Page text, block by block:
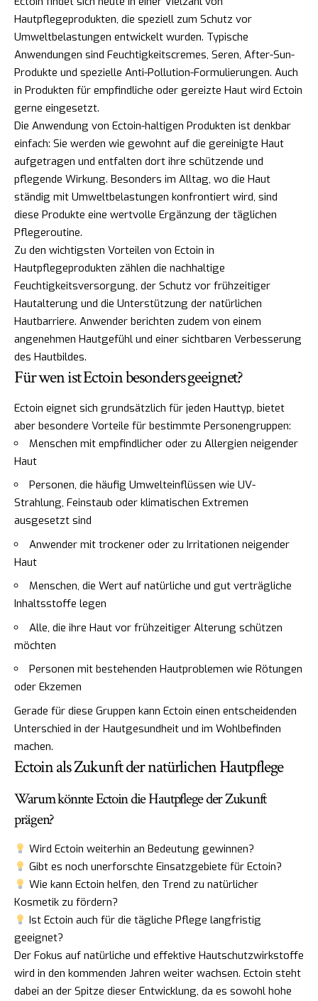
Hautpflegeprodukten, die speziell zum Schutz vor
Umweltbelastungen entwickelt wurden. Typische
Anwendungen sind Feuchtigkeitscremes, Seren, After-Sun-
Produkte und spezielle Anti-Pollution-Formulierungen. Auch
in Produkten für empfindliche oder gereizte Haut wird Ectoin
gerne eingesetzt.
Die Anwendung von Ectoin-haltigen Produkten ist denkbar
einfach: Sie werden wie gewohnt auf die gereinigte Haut
aufgetragen und entfalten dort ihre schützende und
pflegende Wirkung. Besonders im Alltag, wo die Haut
ständig mit Umweltbelastungen konfrontiert wird, sind
diese Produkte eine wertvolle Ergänzung der täglichen
Pflegeroutine.
Zu den wichtigsten Vorteilen von Ectoin in
Hautpflegeprodukten zählen die nachhaltige
Feuchtigkeitsversorgung, der Schutz vor frühzeitiger
Hautalterung und die Unterstützung der natürlichen
Hautbarriere. Anwender berichten zudem von einem
angenehmen Hautgefühl und einer sichtbaren Verbesserung
des Hautbildes.
Für wen ist Ectoin besonders geeignet?
Ectoin eignet sich grundsätzlich für jeden Hauttyp, bietet
aber besondere Vorteile für bestimmte Personengruppen:
Menschen mit empfindlicher oder zu Allergien neigender
Haut
Personen, die häufig Umwelteinflüssen wie UV-
Strahlung, Feinstaub oder klimatischen Extremen
ausgesetzt sind
Anwender mit trockener oder zu Irritationen neigender
Haut
Menschen, die Wert auf natürliche und gut verträgliche
Inhaltsstoffe legen
Alle, die ihre Haut vor frühzeitiger Alterung schützen
möchten
Personen mit bestehenden Hautproblemen wie Rötungen
oder Ekzemen
Gerade für diese Gruppen kann Ectoin einen entscheidenden
Unterschied in der Hautgesundheit und im Wohlbefinden
machen.
Ectoin als Zukunft der natürlichen Hautpflege
Warum könnte Ectoin die Hautpflege der Zukunft
prägen?
Wird Ectoin weiterhin an Bedeutung gewinnen?
Gibt es noch unerforschte Einsatzgebiete für Ectoin?
Wie kann Ectoin helfen, den Trend zu natürlicher
Kosmetik zu fördern?
Ist Ectoin auch für die tägliche Pflege langfristig
geeignet?
Der Fokus auf natürliche und effektive Hautschutzwirkstoffe
wird in den kommenden Jahren weiter wachsen. Ectoin steht
dabei an der Spitze dieser Entwicklung, da es sowohl hohe